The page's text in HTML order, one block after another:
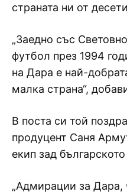
страната ни от
„Заедно със
футбол през 1994
на Дара е най-
малка страна“,
В поста си той
продуцент Саня
екип зад
„Адмирации за Дара,